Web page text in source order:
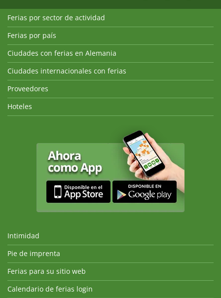
Ferias por sector de actividad
Ferias por país
Ciudades con ferias en Alemania
Ciudades internacionales con ferias
Proveedores
Hoteles
Intimidad
Pie de imprenta
Ferias para su sitio web
Calendario de ferias login